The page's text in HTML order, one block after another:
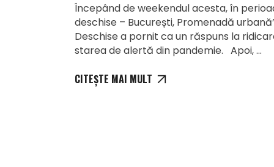
Începând de weekendul acesta, în
deschise – București, Promenadă
Deschise a pornit ca un răspuns la
starea de alertă din pandemie. Apoi,
CITEȘTE MAI MULT